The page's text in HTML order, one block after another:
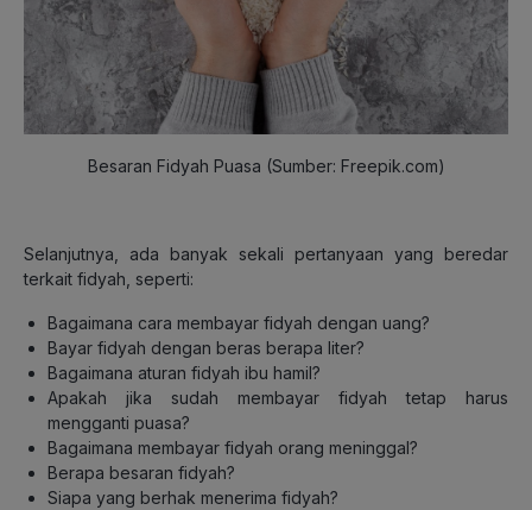
Besaran Fidyah Puasa (Sumber: Freepik.com)
Selanjutnya, ada banyak sekali pertanyaan yang beredar
terkait fidyah, seperti:
Bagaimana cara membayar fidyah dengan uang?
Bayar fidyah dengan beras berapa liter?
Bagaimana aturan fidyah ibu hamil?
Apakah jika sudah membayar fidyah tetap harus
mengganti puasa?
Bagaimana membayar fidyah orang meninggal?
Berapa besaran fidyah?
Siapa yang berhak menerima fidyah?